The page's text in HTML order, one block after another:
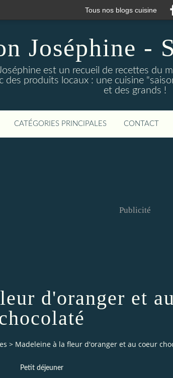
Tous nos blogs cuisine
Joséphine -
est un recueil de recettes du
des produits locaux : une cuisine
et des grands !
CATÉGORIES PRINCIPALES CONTACT
Publicité
d'oranger et
> Madeleine à la fleur d'oranger et au coeur
Petit déjeuner